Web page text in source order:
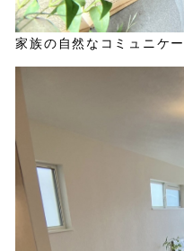
家族の自然なコミュニケ